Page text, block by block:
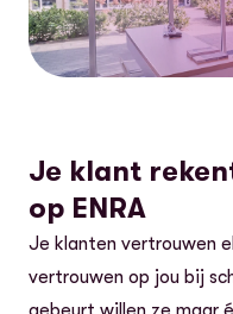
Je klant
op ENRA
Je klanten vertrouwen
vertrouwen op jou bij